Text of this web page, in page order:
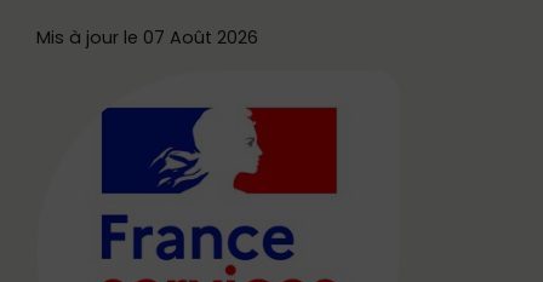
Mis à jour le 07 Août 2026